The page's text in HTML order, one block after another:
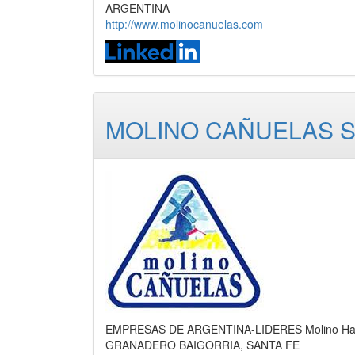
ARGENTINA
http://www.molinocanuelas.com
MOLINO CAÑUELAS
EMPRESAS DE ARGENTINA-LIDERES Molino
GRANADERO BAIGORRIA, SANTA FE